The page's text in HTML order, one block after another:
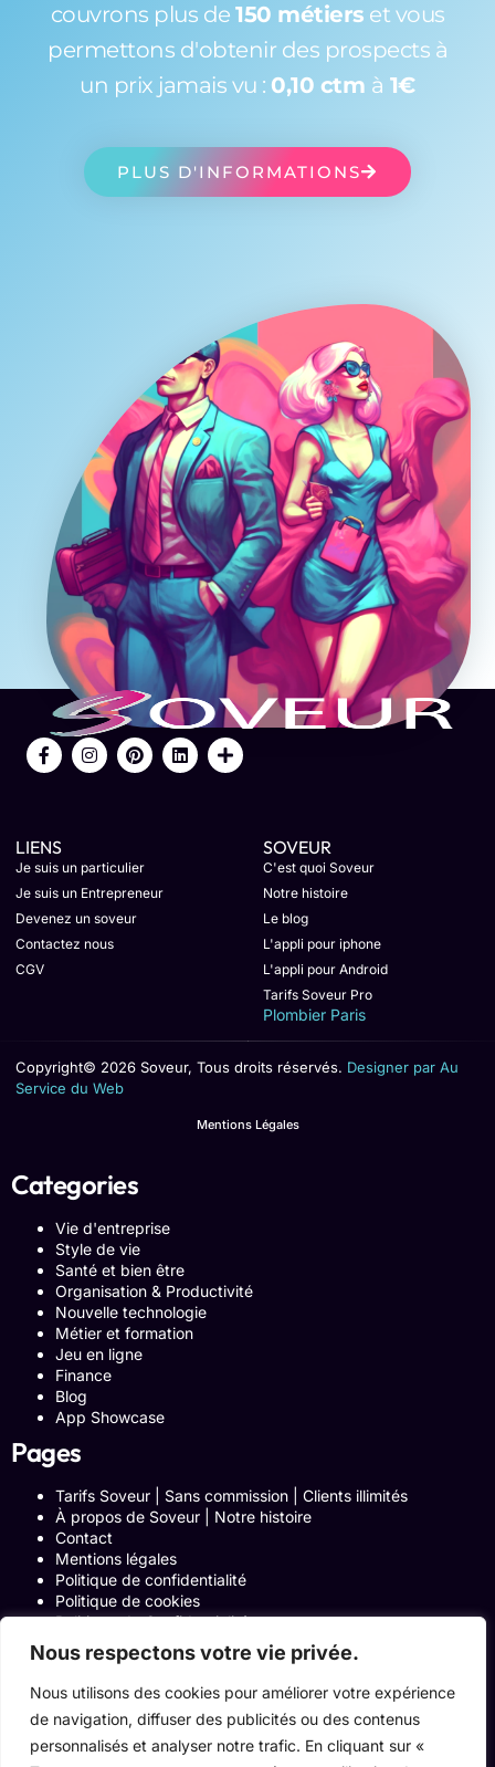
Nous respectons votre vie privée.
Nous utilisons des cookies pour améliorer votre expérience
de navigation, diffuser des publicités ou des contenus
personnalisés et analyser notre trafic. En cliquant sur «
couvrons plus de 150 métiers et vous
permettons d'obtenir des prospects à
un prix jamais vu : 0,10 ctm à 1€
PLUS D'INFORMATIONS
LIENS
Je suis un particulier
Je suis un Entrepreneur
Devenez un soveur
Contactez nous
CGV
SOVEUR
C'est quoi Soveur
Notre histoire
Le blog
L'appli pour iphone
L'appli pour Android
Tarifs Soveur Pro
Plombier Paris
Copyright© 2026 Soveur, Tous droits réservés. Designer par Au
Service du Web
Mentions Légales
Categories
Vie d'entreprise
Style de vie
Santé et bien être
Organisation & Productivité
Nouvelle technologie
Métier et formation
Jeu en ligne
Finance
Blog
App Showcase
Pages
Tarifs Soveur | Sans commission | Clients illimités
À propos de Soveur | Notre histoire
Contact
Mentions légales
Politique de confidentialité
Politique de cookies
Politique de Confidentialité
Formulaire de contact
Blog
Notre histoire
Programme Affiliation
Conditions générales d’utilisation
ACCUEIL